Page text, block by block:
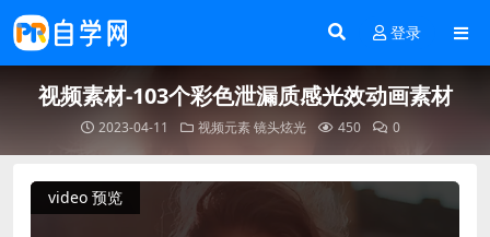
登录
视频素材-103个彩色泄漏质感光效动画素材
2023-04-11 视频元素镜头炫光 450 0
video 预览